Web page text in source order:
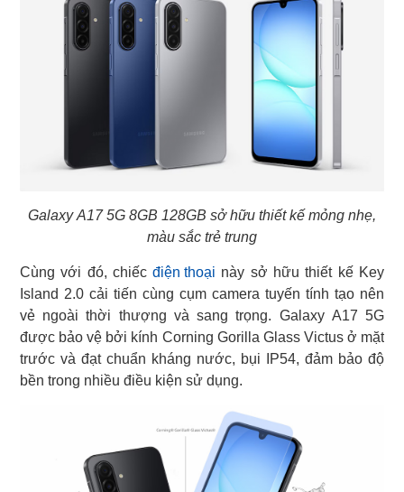
Galaxy A17 5G 8GB 128GB sở hữu thiết kế mỏng nhẹ,
màu sắc trẻ trung
Cùng với đó, chiếc điện thoại này sở hữu thiết kế Key
Island 2.0 cải tiến cùng cụm camera tuyến tính tạo nên
vẻ ngoài thời thượng và sang trọng. Galaxy A17 5G
được bảo vệ bởi kính Corning Gorilla Glass Victus ở mặt
trước và đạt chuẩn kháng nước, bụi IP54, đảm bảo độ
bền trong nhiều điều kiện sử dụng.